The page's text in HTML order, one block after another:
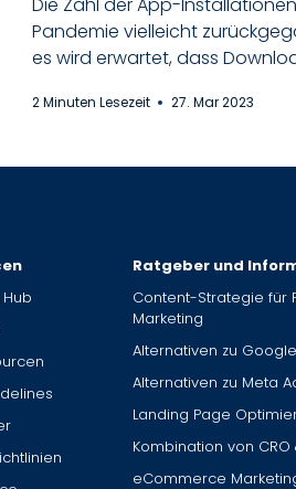
Pandemie vielleicht
es wird erwartet, dass
2 Minuten Lesezeit 27. Mar 2023
Ratgeber und
Content-Strategie für
Marketing
Alternativen zu
Alternativen zu Meta
Landing Page
Kombination von CRO
eCommerce